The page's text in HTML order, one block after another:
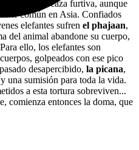
. La caza furtiva, aunque
común en Asia. Confiados
elefantes sufren el phajaan,
del animal abandone su cuerpo,
ello, los elefantes son
golpeados con ese pico
desapercibido, la picana,
una sumisión para toda la vida.
a esta tortura sobreviven...
comienza entonces la doma, que